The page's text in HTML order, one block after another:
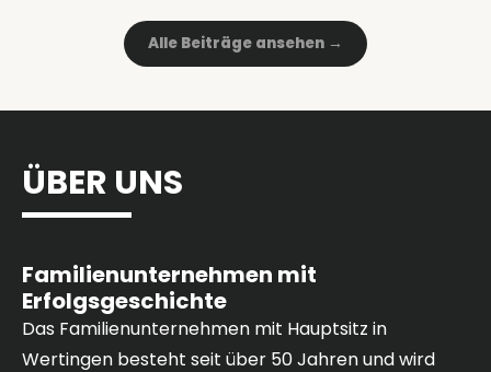
Alle Beiträge ansehen →
ÜBER UNS
Familienunternehmen mit
Erfolgsgeschichte
Das Familienunternehmen mit Hauptsitz in
Wertingen besteht seit über 50 Jahren und wird